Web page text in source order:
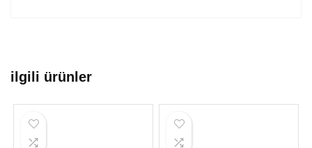
ilgili ürünler